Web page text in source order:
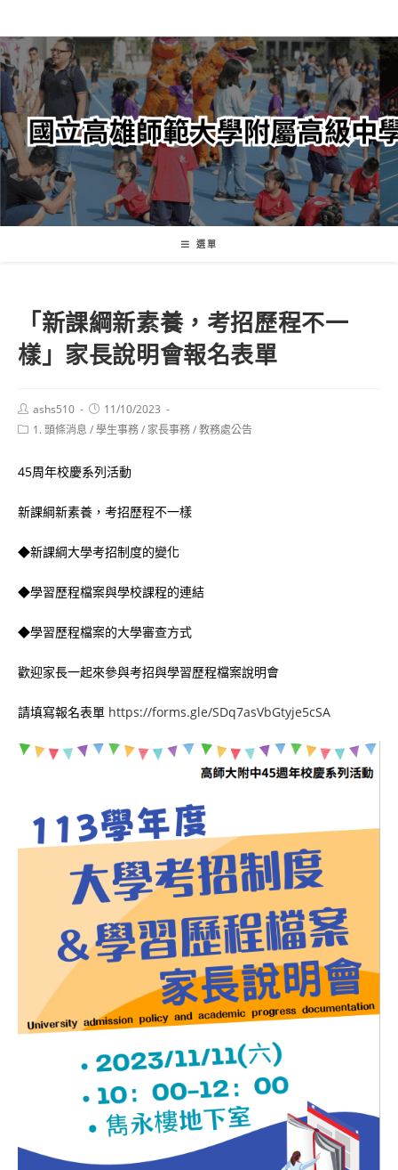
轉
至
主
內
容
選單
「新課綱新素養，考招歷程不一
樣」家長說明會報名表單
Post
author:
ashs510
Post
published:
11/10/2023
Post1. 頭條消息 /學生事務/ 家長事務/教務處公告
45周年校慶系列活動
新課綱新素養，考招歷程不一樣
◆新課綱大學考招制度的變化
◆學習歷程檔案與學校課程的連結
◆學習歷程檔案的大學審查方式
歡迎家長一起來參與考招與學習歷程檔案說明會
請填寫報名表單 https://forms.gle/SDq7asVbGtyje5cSA